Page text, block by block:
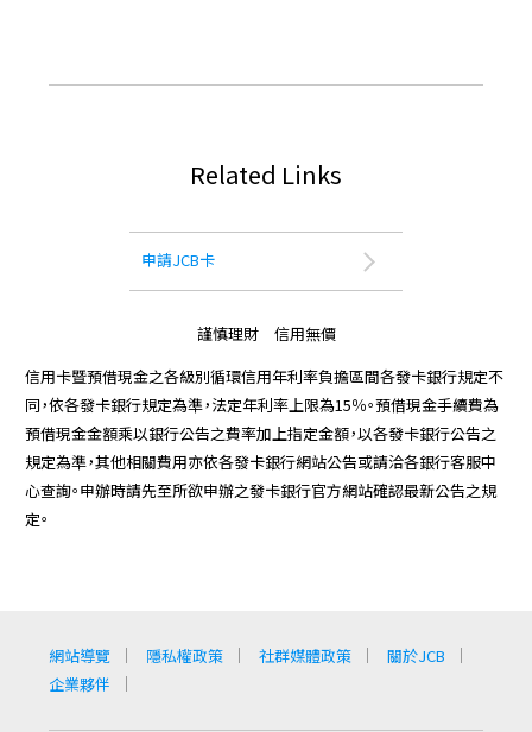
Related Links
申請JCB卡
謹慎理財 信用無價
信用卡暨預借現金之各級別循環信用年利率負擔區間各發卡銀行規定不
同，依各發卡銀行規定為準，法定年利率上限為15％。預借現金手續費為
預借現金金額乘以銀行公告之費率加上指定金額，以各發卡銀行公告之
規定為準，其他相關費用亦依各發卡銀行網站公告或請洽各銀行客服中
心查詢。申辦時請先至所欲申辦之發卡銀行官方網站確認最新公告之規
定。
網站導覽 隱私權政策 社群媒體政策
關於JCB
企業夥伴